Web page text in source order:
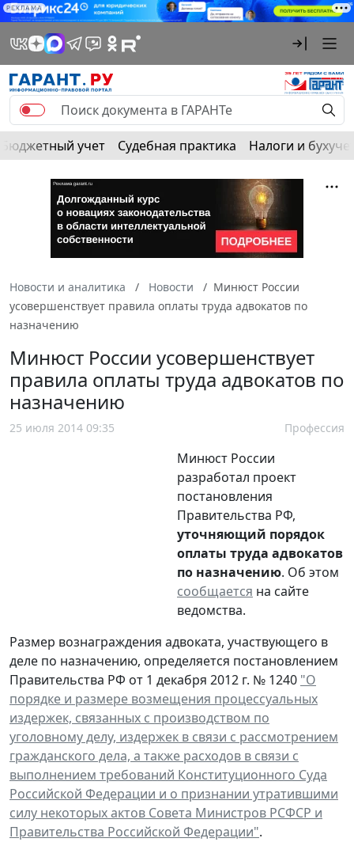
РЕКЛАМА
Бюджетный учет Судебная практика Налоги и
Новости и аналитика Новости
Минюст России
усовершенствует правила оплаты труда адвокатов по
назначению
Минюст России усовершенствует
правила оплаты труда адвокатов по
назначению
25 июля 2014 09:35 Профессия
Минюст России
разработал проект
постановления
Правительства РФ,
уточняющий порядок
оплаты труда адвокатов
по назначению. Об этом
сообщается на сайте
ведомства.
Размер вознаграждения адвоката, участвующего в
деле по назначению, определяется постановлением
Правительства РФ от 1 декабря 2012 г. № 1240 "О
порядке и размере возмещения процессуальных
издержек, связанных с производством по
уголовному делу, издержек в связи с рассмотрением
гражданского дела, а также расходов в связи с
выполнением требований Конституционного Суда
Российской Федерации и о признании утратившими
силу некоторых актов Совета Министров РСФСР и
Правительства Российской Федерации".